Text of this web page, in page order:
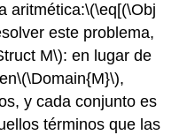
aritmética:\(\eq[(\Obj
este problema,
M\): en lugar de
\(\Domain{M}\),
y cada conjunto es
términos que las